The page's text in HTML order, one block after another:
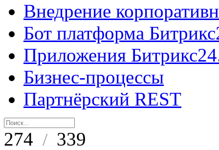
Внедрение
Бот платформа
Приложения
Бизнес-процессы
Партнёрский REST
274 / 339